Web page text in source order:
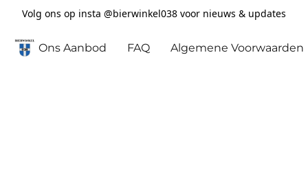
Volg ons op insta @bierwinkel038 voor nieuws & updates
Ons Aanbod FAQ Algemene Voorwaarden